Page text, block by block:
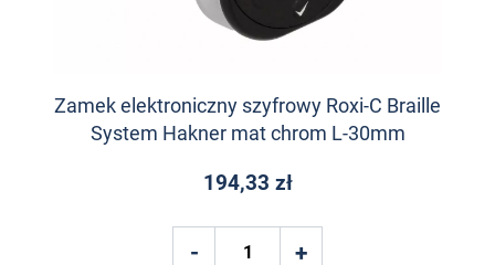
Zamek elektroniczny szyfrowy Roxi-C Braille
System Hakner mat chrom L-30mm
194,33 zł